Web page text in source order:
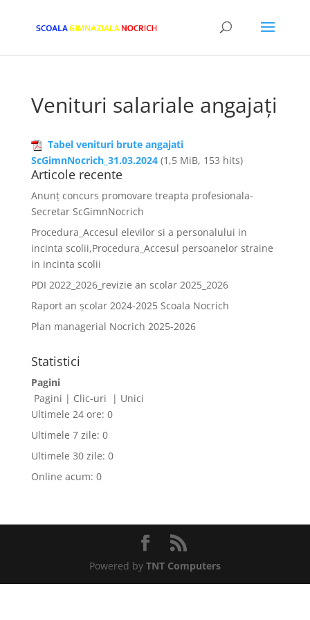
Venituri salariale angajați
Tabel venituri brute angajati
ScGimnNocrich_31.03.2024(1,5 MiB, 153 hits)
Articole recente
Anunț concurs promovare treapta profesionala-
Secretar ScGimnNocrich
Procedura_Accesul elevilor si a personalului in
incinta scolii,Procedura_Accesul persoanelor straine
in incinta scolii
PDI 2022_2026_revizie an scolar 2025_2026
Raport an școlar 2024-2025 Scoala Nocrich
Plan managerial Nocrich 2025-2026
Statistici
Pagini
Pagini | Clic-uri | Unici
Ultimele 24 ore: 0
Ultimele 7 zile: 0
Ultimele 30 zile: 0
Online acum: 0
Powered by TNT Computers